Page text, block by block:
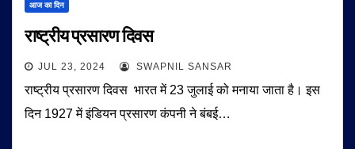
आज का दिन
राष्ट्रीय प्रसारण दिवस
JUL 23, 2024 SWAPNIL SANSAR
राष्ट्रीय प्रसारण दिवस भारत में 23 जुलाई को मनाया जाता है। इस
दिन 1927 में इंडियन प्रसारण कंपनी ने बंबई…